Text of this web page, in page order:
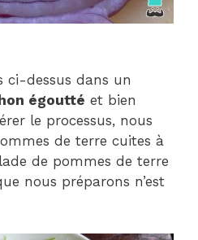
ci-dessus dans un
égoutté et bien
le processus, nous
de terre cuites à
de pommes de terre
nous préparons n’est